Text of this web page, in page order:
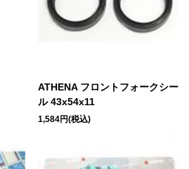
ATHENA フロントフォークシー
ル 43x54x11
1,584円(税込)